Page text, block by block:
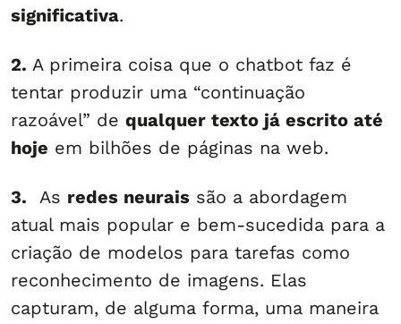
significativa.
2. A primeira coisa que o chatbot faz é
tentar produzir uma “continuação
razoável” de qualquer texto já escrito até
hoje em bilhões de páginas na web.
3. As redes neurais são a abordagem
atual mais popular e bem-sucedida para a
criação de modelos para tarefas como
reconhecimento de imagens. Elas
capturam, de alguma forma, uma maneira